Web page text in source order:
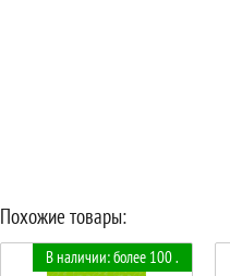
Похожие товары:
В наличии: более 100 .